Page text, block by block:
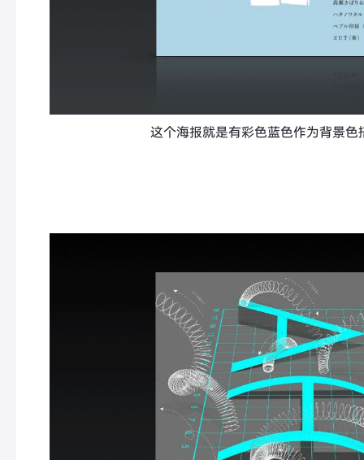
这个海报就是有彩色蓝色作为背景色